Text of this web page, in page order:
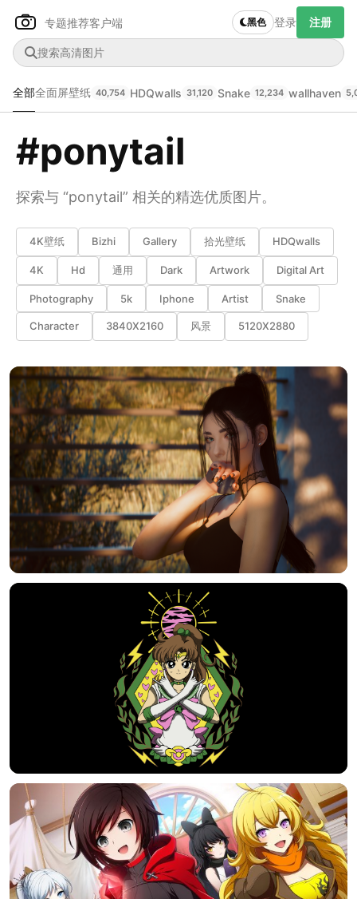
专题推荐客户端 黑色 登录 注册
全部全面屏壁纸 40,754 HDQwalls 31,120 Snake 12,234 wallhaven
#ponytail
探索与 “ponytail” 相关的精选优质图片。
4K壁纸 Bizhi Gallery 拾光壁纸 HDQwalls
4K Hd 通用 Dark Artwork Digital Art
Photography 5k Iphone Artist Snake
Character 3840X2160 风景 5120X2880
Author Name
@author
-- -- --
发布
未知设备
在主题许可下可免费使用
实时弹幕
发送弹幕
弹幕会在下方多行滚动展示；匿名发送有数量和频率限制。
加载弹幕...
正在生成支付二维码...
99.00